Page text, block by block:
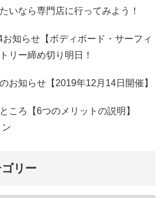
いなら専門店に行ってみよう！
知らせ【ボディボード・サーフィ
リー締め切り明日！
お知らせ【2019年12月14日開催】
ころ【6つのメリットの説明】
リー